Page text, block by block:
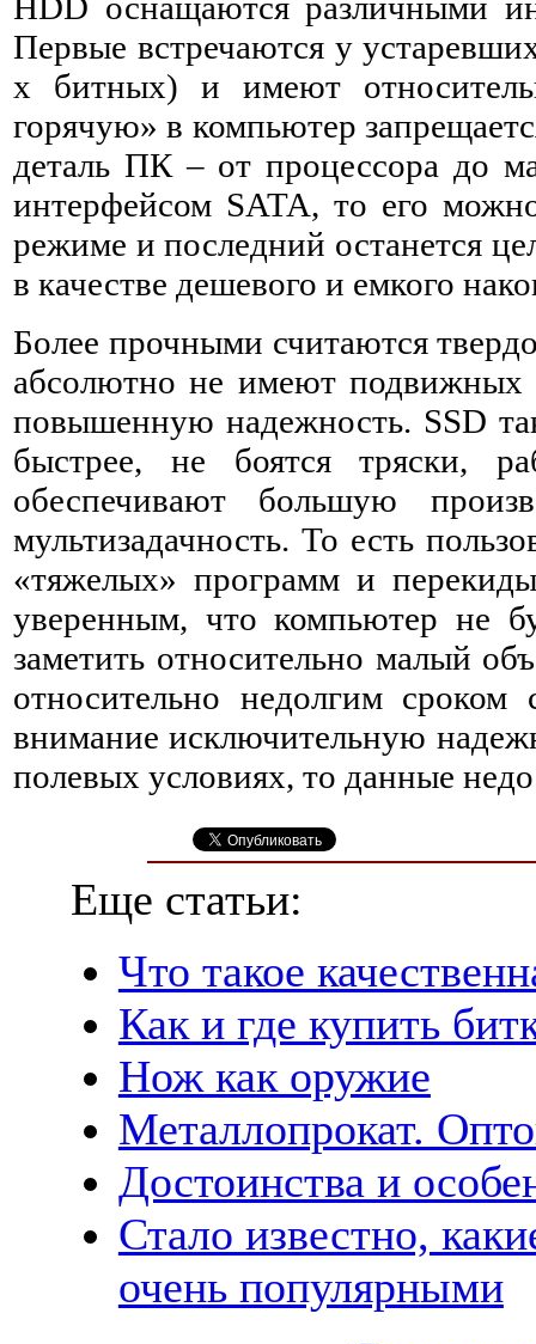
Первые встречаются у
х битных) и имеют
горячую» в компьютер
деталь ПК – от процессора до
интерфейсом SATA, то его
режиме и последний останется
в качестве дешевого и емкого
Более прочными считаются
абсолютно не имеют подвижных
повышенную надежность. SSD
быстрее, не боятся тряски,
обеспечивают большую
мультизадачность. То есть
«тяжелых» программ и
уверенным, что компьютер не
заметить относительно малый
относительно недолгим
внимание исключительную
полевых условиях, то данные
Еще статьи:
Что такое
Как и где купить
Нож как оружие
Металлопрокат.
Достоинства и
Стало известно,
очень популярными